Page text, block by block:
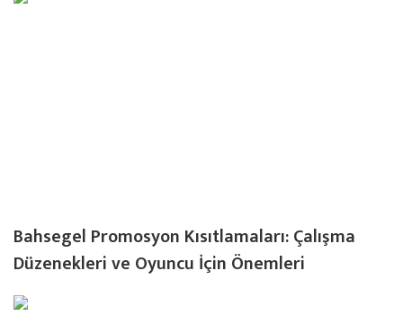
Bahsegel Promosyon Kısıtlamaları: Çalışma
Düzenekleri ve Oyuncu İçin Önemleri